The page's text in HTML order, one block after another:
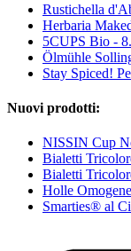
Rustichella
Herbaria
5CUPS Bio -
Ölmühle
Stay Spiced!
Nuovi prodotti:
NISSIN Cup
Bialetti
Bialetti
Holle
Smarties® al